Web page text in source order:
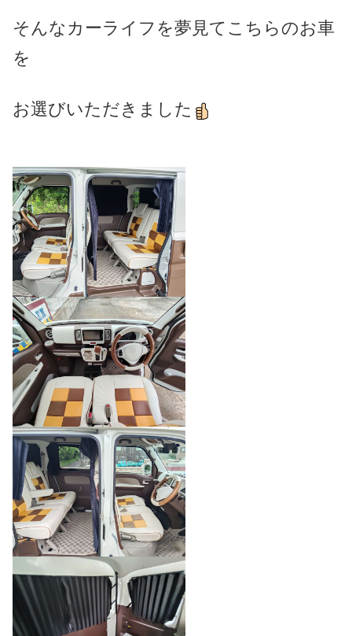
そんなカーライフを夢見てこちらのお車
を
お選びいただきました